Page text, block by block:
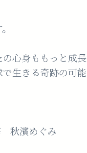
心身ももっと成長
生きる奇跡の可能
秋濱めぐみ